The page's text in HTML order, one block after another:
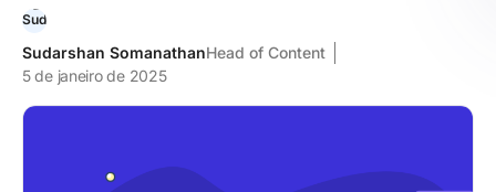
Sudarshan SomanathanHead of Content
5 de janeiro de 2025